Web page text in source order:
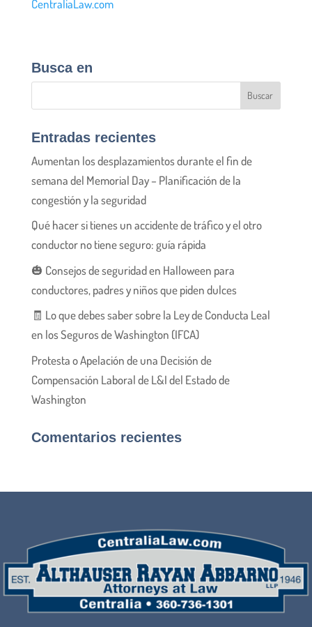
CentraliaLaw.com
Busca en
Entradas recientes
Aumentan los desplazamientos durante el fin de
semana del Memorial Day – Planificación de la
congestión y la seguridad
Qué hacer si tienes un accidente de tráfico y el otro
conductor no tiene seguro: guía rápida
🎃 Consejos de seguridad en Halloween para
conductores, padres y niños que piden dulces
🧾 Lo que debes saber sobre la Ley de Conducta Leal
en los Seguros de Washington (IFCA)
Protesta o Apelación de una Decisión de
Compensación Laboral de L&I del Estado de
Washington
Comentarios recientes